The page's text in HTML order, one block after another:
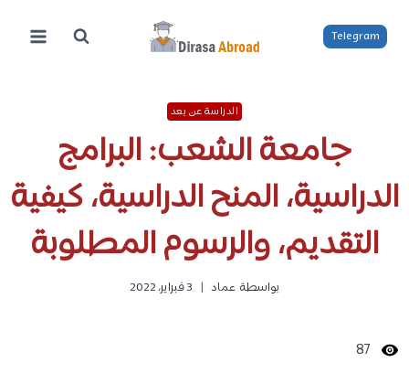
المحتوى
Telegram
الدراسة عن بعد
جامعة الشعب: البرامج
الدراسية، المنح الدراسية، كيفية
التقديم، والرسوم المطلوبة
بواسطة عماد 3 فبراير، 2022
87